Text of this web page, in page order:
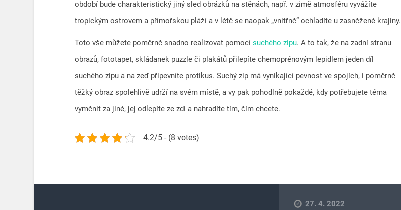
období bude charakteristický jiný sled obrázků na stěnách, např. v zimě atmosféru vyvážíte
tropickým ostrovem a přímořskou pláží a v létě se naopak „vnitřně“ ochladíte u zasněžené krajiny.
Toto vše můžete poměrně snadno realizovat pomocí suchého zipu. A to tak, že na zadní stranu
obrazů, fototapet, skládanek puzzle či plakátů přilepíte chemoprénovým lepidlem jeden díl
suchého zipu a na zeď připevníte protikus. Suchý zip má vynikající pevnost ve spojích, i poměrně
těžký obraz spolehlivě udrží na svém místě, a vy pak pohodlně pokaždé, kdy potřebujete téma
vyměnit za jiné, jej odlepíte ze zdi a nahradíte tím, čím chcete.
4.2/5 - (8 votes)
27. 4. 2022